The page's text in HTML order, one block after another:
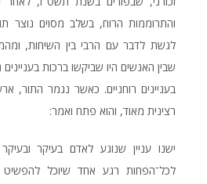
והתרוממות הרוח, בשלב מסוים נוצר
לגשת לדבר עם הרבי בין השיחות,
שבין האנשים היו שביקשו ברכות
בעניינים רוחניים. כאשר נגמר התור,
רצינית מאוד, והוא פתח ואמר:
ישנו עניין שנוגע לאדם בעיקר
לכל־הפחות רגע אחד שיוכל